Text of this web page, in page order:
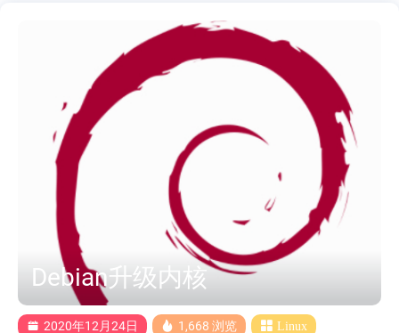
动主机，打开的端口，操作系统和服务检测以及执行隐形扫描等信
息。 1.扫描单个主机 nmap <ip地址> 示例 nmap 155.99.199.199
Starting Nmap 6.40 ( http://nmap.org ) at 2020-12-29 10:16 CST
Nmap scan report for 155.99.199.199.static.quadranet.com
(155.99.199.199) Host is up (0.017s latency). Not shown: 995 closed
ports PORT STATE SERVICE 22/tcp open ssh 80/tcp open http
443/tcp....
Debian升级内核
2020年12月24日 1,668 浏览 Linux